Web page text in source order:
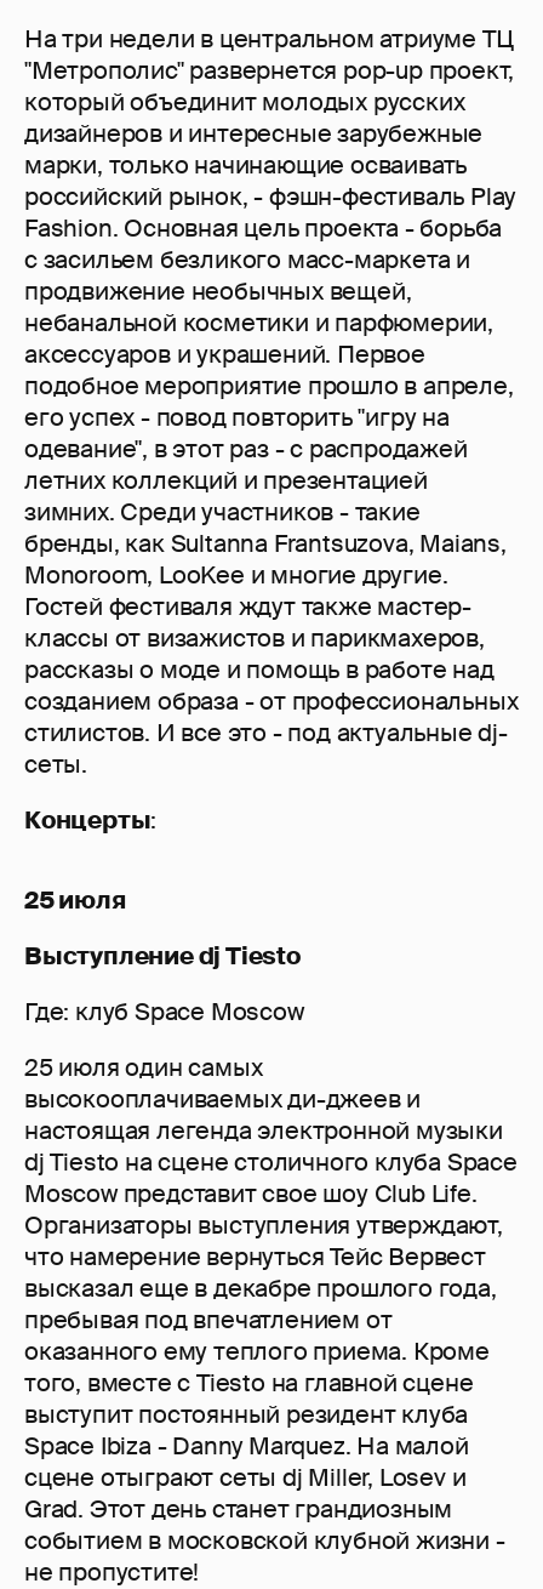
На три недели в центральном атриуме ТЦ
"Метрополис" развернется pop-up проект,
который объединит молодых русских
дизайнеров и интересные зарубежные
марки, только начинающие осваивать
российский рынок, - фэшн-фестиваль Play
Fashion. Основная цель проекта - борьба
с засильем безликого масс-маркета и
продвижение необычных вещей,
небанальной косметики и парфюмерии,
аксессуаров и украшений. Первое
подобное мероприятие прошло в апреле,
его успех - повод повторить "игру на
одевание", в этот раз - с распродажей
летних коллекций и презентацией
зимних. Среди участников - такие
бренды, как Sultanna Frantsuzova, Maians,
Monoroom, LooKee и многие другие.
Гостей фестиваля ждут также мастер-
классы от визажистов и парикмахеров,
рассказы о моде и помощь в работе над
созданием образа - от профессиональных
стилистов. И все это - под актуальные dj-
сеты.
Концерты:
25 июля
Выступление dj Tiesto
Где: клуб Space Moscow
25 июля один самых
высокооплачиваемых ди-джеев и
настоящая легенда электронной музыки
dj Tiesto на сцене столичного клуба Space
Moscow представит свое шоу Club Life.
Организаторы выступления утверждают,
что намерение вернуться Тейс Вервест
высказал еще в декабре прошлого года,
пребывая под впечатлением от
оказанного ему теплого приема. Кроме
того, вместе с Tiesto на главной сцене
выступит постоянный резидент клуба
Space Ibiza - Danny Marquez. На малой
сцене отыграют сеты dj Miller, Losev и
Grad. Этот день станет грандиозным
событием в московской клубной жизни -
не пропустите!